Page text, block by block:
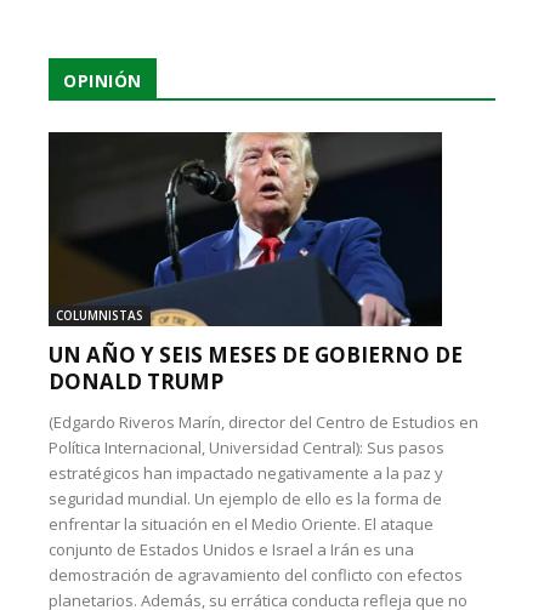
OPINIÓN
COLUMNISTAS
UN AÑO Y SEIS MESES DE GOBIERNO DE
DONALD TRUMP
(Edgardo Riveros Marín, director del Centro de Estudios en
Política Internacional, Universidad Central): Sus pasos
estratégicos han impactado negativamente a la paz y
seguridad mundial. Un ejemplo de ello es la forma de
enfrentar la situación en el Medio Oriente. El ataque
conjunto de Estados Unidos e Israel a Irán es una
demostración de agravamiento del conflicto con efectos
planetarios. Además, su errática conducta refleja que no